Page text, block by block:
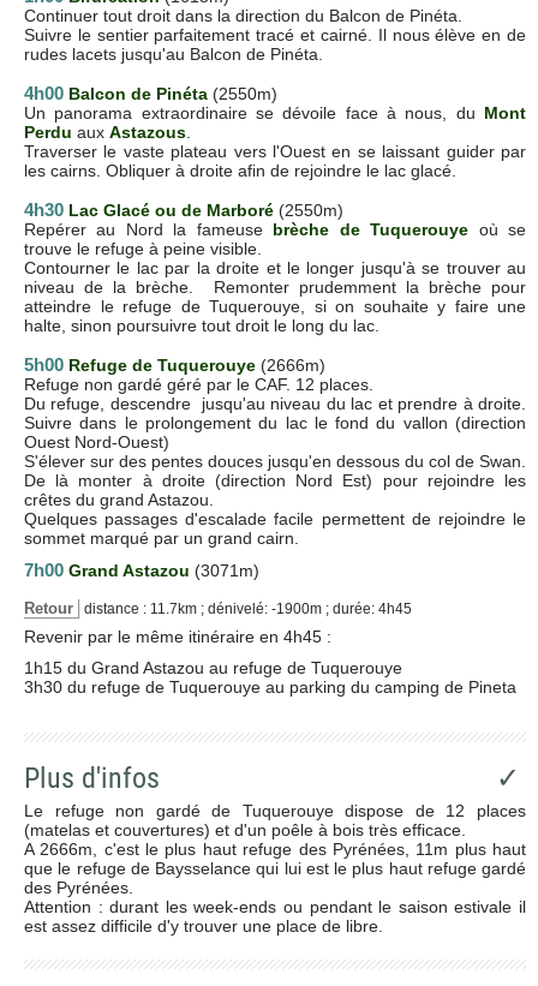
Continuer tout droit dans la direction du Balcon de Pinéta.
Suivre le sentier parfaitement tracé et cairné. Il nous élève en de
rudes lacets jusqu'au Balcon de Pinéta.
4h00 Balcon de Pinéta (2550m)
Un panorama extraordinaire se dévoile face à nous, du Mont
Perdu aux Astazous
Traverser le vaste plateau vers l'Ouest en se laissant guider par
les cairns. Obliquer à droite afin de rejoindre le lac glacé.
4h30 Lac Glacé ou de Marboré (2550m)
Repérer au Nord la fameuse brèche de Tuquerouye où se
trouve le refuge à peine visible.
Contourner le lac par la droite et le longer jusqu'à se trouver au
niveau de la brèche. Remonter prudemment la brèche pour
atteindre le refuge de Tuquerouye, si on souhaite y faire une
halte, sinon poursuivre tout droit le long du lac.
5h00 Refuge de Tuquerouye (2666m)
Refuge non gardé géré par le CAF. 12 places.
Du refuge, descendre jusqu'au niveau du lac et prendre à droite.
Suivre dans le prolongement du lac le fond du vallon (direction
Ouest Nord-Ouest)
S'élever sur des pentes douces jusqu'en dessous du col de Swan.
De là monter à droite (direction Nord Est) pour rejoindre les
crêtes du grand Astazou.
Quelques passages d'escalade facile permettent de rejoindre le
sommet marqué par un grand cairn.
7h00 Grand Astazou (3071m)
Retour distance : 11.7km ; dénivelé: -1900m ; durée: 4h45
Revenir par le même itinéraire en 4h45 :
1h15 du Grand Astazou au refuge de Tuquerouye
3h30 du refuge de Tuquerouye au parking du camping de Pineta
Plus d'infos ✓
Le refuge non gardé de Tuquerouye dispose de 12 places
(matelas et couvertures) et d'un poêle à bois très efficace.
A 2666m, c'est le plus haut refuge des Pyrénées, 11m plus haut
que le refuge de Baysselance qui lui est le plus haut refuge gardé
des Pyrénées.
Attention : durant les week-ends ou pendant le saison estivale il
est assez difficile d'y trouver une place de libre.